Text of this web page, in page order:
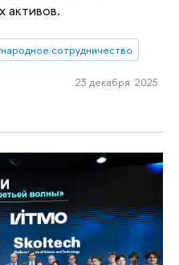
активов.
сотрудничество
23 декабря 2025